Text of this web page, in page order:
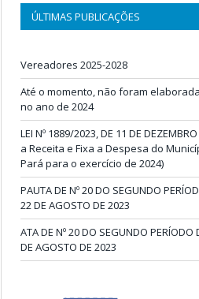
ÚLTIMAS PUBLICAÇÕES
Vereadores 2025-2028
Até o momento, não foram
no ano de 2024
LEI Nº 1889/2023, DE 11 DE
a Receita e Fixa a Despesa do
Pará para o exercício de 2024)
PAUTA DE Nº 20 DO SEGUNDO
22 DE AGOSTO DE 2023
ATA DE Nº 20 DO SEGUNDO PERÍODO
DE AGOSTO DE 2023